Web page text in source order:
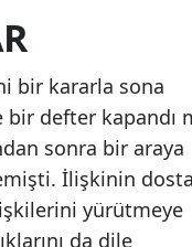
bir kararla sona
bir defter kapandı
sonra bir araya
İlişkinin
yürütmeye
da dile